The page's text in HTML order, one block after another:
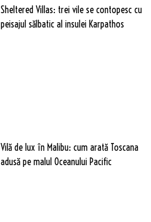
Sheltered Villas: trei vile se contopesc cu
peisajul sălbatic al insulei Karpathos
Vilă de lux în Malibu: cum arată Toscana
adusă pe malul Oceanului Pacific